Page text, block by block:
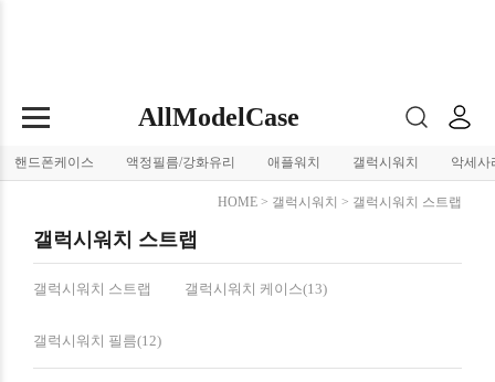
AllModelCase
핸드폰케이스 액정필름/강화유리 애플워치 갤럭시워치 악세사
HOME > 갤럭시워치 > 갤럭시워치 스트랩
갤럭시워치 스트랩
갤럭시워치 스트랩 갤럭시워치 케이스(13)
갤럭시워치 필름(12)